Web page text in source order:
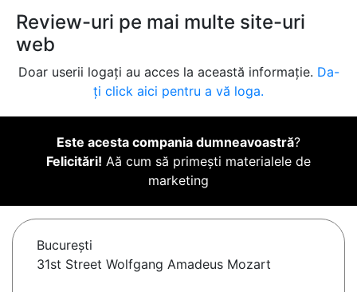
Review-uri pe mai multe site-uri
web
Doar userii logați au acces la această informație. Da-
ți click aici pentru a vă loga.
Este acesta compania dumneavoastră?
Felicitări! Aă cum să primești materialele de
marketing
Bucureşti
31st Street Wolfgang Amadeus Mozart